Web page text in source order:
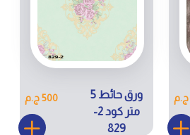
ورق حائط 5
متر كود 2-
829
500 ج.م